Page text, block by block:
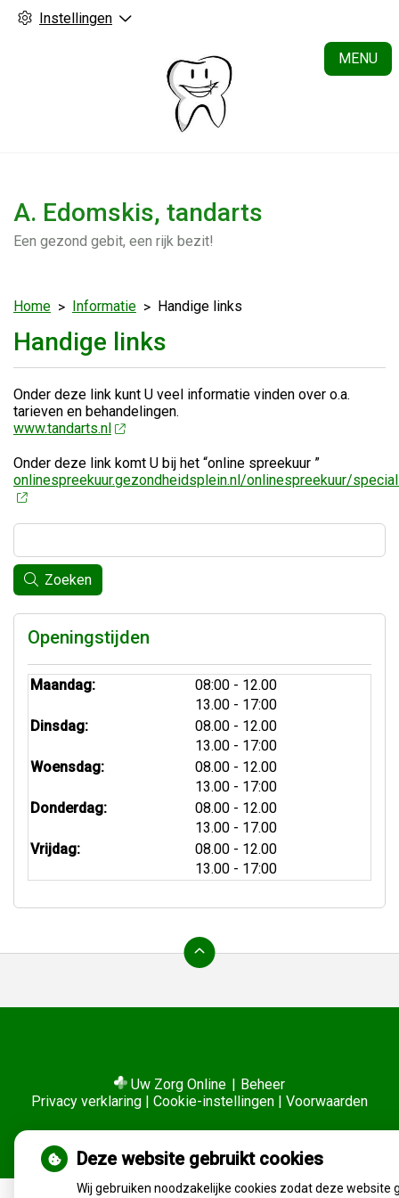
Instellingen
MENU
A. Edomskis, tandarts
Een gezond gebit, een rijk bezit!
Home Informatie Handige links
Handige links
Onder deze link kunt U veel informatie vinden over o.a.
tarieven en behandelingen.
www.tandarts.nl
Onder deze link komt U bij het “online spreekuur ”
onlinespreekuur.gezondheidsplein.nl/onlinespreekuur/
Zoeken
Openingstijden
Maandag: 08:00 tot
- 12.00
13.00 tot
- 17:00
Dinsdag:
08.00 tot
- 12.00
13.00 tot
- 17:00
Woensdag:
08.00 tot
- 12.00
13.00 tot
- 17:00
Donderdag:
08.00 tot
- 12.00
13.00 tot
- 17.00
Vrijdag:
08.00 tot
- 12.00
13.00 tot
- 17:00
de
Uw Zorg Online | Beheer
Privacy verklaring | Cookie-instellingen | Voorwaarden
Deze website gebruikt cookies
Wij gebruiken noodzakelijke cookies zodat deze website